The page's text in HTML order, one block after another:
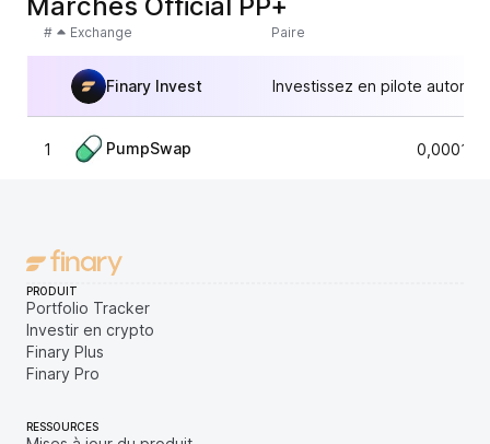
# Exchange Paire
Finary Invest Investissez en pilote
1 PumpSwap
PRODUIT
Portfolio Tracker
Investir en crypto
Finary Plus
Finary Pro
RESSOURCES